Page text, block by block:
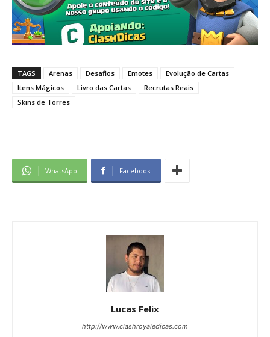
TAGS Arenas Desafios Emotes
Evolução de Cartas
Itens Mágicos
Livro das Cartas
Recrutas Reais
Skins de Torres
WhatsApp Facebook
Lucas Felix
http://www.clashroyaledicas.com